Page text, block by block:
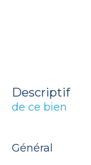
descriptif
de ce bien
Général